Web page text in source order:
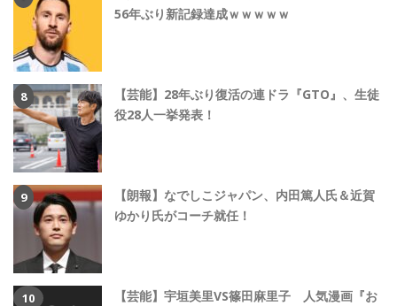
56年ぶり新記録達成ｗｗｗｗｗ
【芸能】28年ぶり復活の連ドラ『GTO』、生徒
役28人一挙発表！
【朗報】なでしこジャパン、内田篤人氏＆近賀
ゆかり氏がコーチ就任！
【芸能】宇垣美里VS篠田麻里子 人気漫画『お